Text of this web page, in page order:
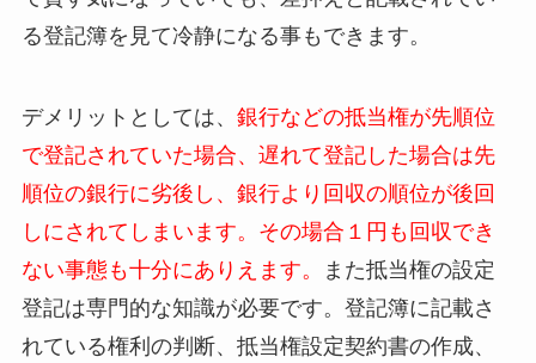
る登記簿を見て冷静になる事もできます。
デメリットとしては、 銀行などの抵当権が先順位
で登記されていた場合、遅れて登記した場合は先
順位の銀行に劣後し、銀行より回収の順位が後回
しにされてしまいます。その場合１円も回収でき
ない事態も十分にありえます。
また抵当権の設定
登記は専門的な知識が必要です。登記簿に記載さ
れている権利の判断、抵当権設定契約書の作成、